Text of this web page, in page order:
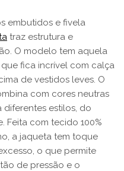
embutidos e fivela
traz estrutura e
O modelo tem aquela
fica incrível com calça
de vestidos leves. O
com cores neutras
diferentes estilos, do
Feita com tecido 100%
a jaqueta tem toque
o que permite
de pressão e o